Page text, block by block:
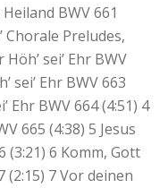
BWV 661
Chorale Preludes,
sei’ Ehr BWV
sei’ Ehr BWV 663
Ehr BWV 664 (4:51) 4
665 (4:38) 5 Jesus
(3:21) 6 Komm, Gott
(2:15) 7 Vor deinen